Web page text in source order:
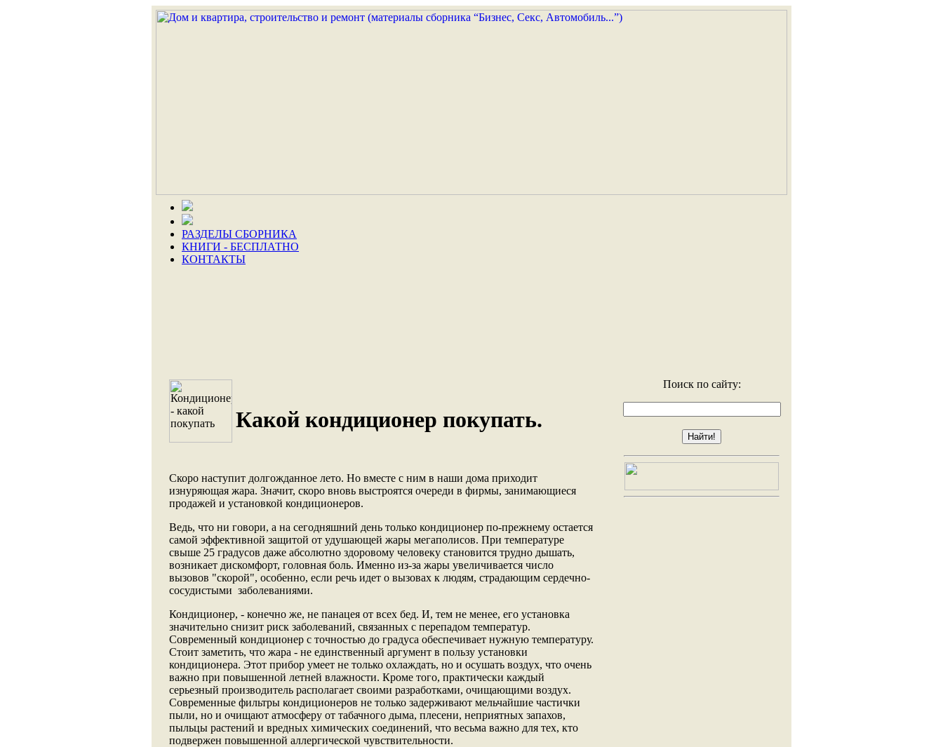
РАЗДЕЛЫ СБОРНИКА
КНИГИ - БЕСПЛАТНО
КОНТАКТЫ
Какой кондиционер покупать.
Скоро наступит долгожданное лето. Но вместе с ним в наши дома приходит
изнуряющая жара. Значит, скоро вновь выстроятся очереди в фирмы, занимающиеся
продажей и установкой кондиционеров.
Ведь, что ни говори, а на сегодняшний день только кондиционер по-прежнему остается
самой эффективной защитой от удушающей жары мегаполисов. При температуре
свыше 25 градусов даже абсолютно здоровому человеку становится трудно дышать,
возникает дискомфорт, головная боль. Именно из-за жары увеличивается число
вызовов "скорой", особенно, если речь идет о вызовах к людям, страдающим сердечно-
сосудистыми заболеваниями.
Кондиционер, - конечно же, не панацея от всех бед. И, тем не менее, его установка
значительно снизит риск заболеваний, связанных с перепадом температур.
Современный кондиционер с точностью до градуса обеспечивает нужную температуру.
Стоит заметить, что жара - не единственный аргумент в пользу установки
кондиционера. Этот прибор умеет не только охлаждать, но и осушать воздух, что очень
важно при повышенной летней влажности. Кроме того, практически каждый
серьезный производитель располагает своими разработками, очищающими воздух.
Современные фильтры кондиционеров не только задерживают мельчайшие частички
пыли, но и очищают атмосферу от табачного дыма, плесени, неприятных запахов,
пыльцы растений и вредных химических соединений, что весьма важно для тех, кто
подвержен повышенной аллергической чувствительности.
Поиск по сайту: